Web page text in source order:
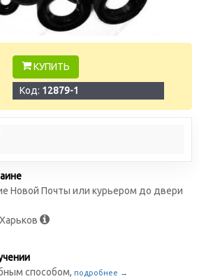
КУПИТЬ
Код: 12879-1
Новой Почты или курьером до двери
способом, подробнее →